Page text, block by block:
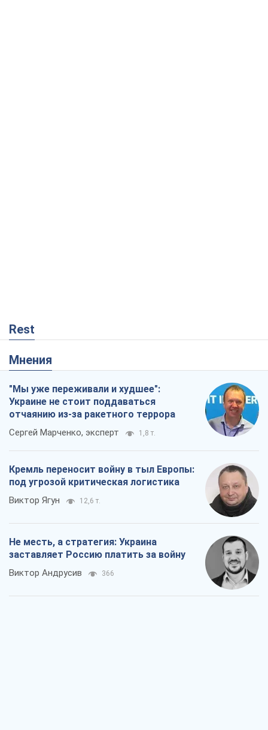
Rest
Мнения
"Мы уже переживали и худшее":
Украине не стоит поддаваться
отчаянию из-за ракетного террора
Сергей Марченко, эксперт 1,8 т.
Кремль переносит войну в тыл Европы:
под угрозой критическая логистика
Виктор Ягун 12,6 т.
Не месть, а стратегия: Украина
заставляет Россию платить за войну
Виктор Андрусив 366